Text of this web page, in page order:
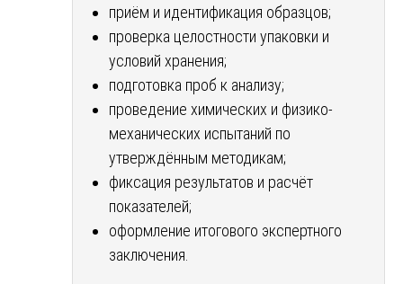
приём и идентификация образцов;
проверка целостности упаковки и
условий хранения;
подготовка проб к анализу;
проведение химических и физико-
механических испытаний по
утверждённым методикам;
фиксация результатов и расчёт
показателей;
оформление итогового экспертного
заключения.